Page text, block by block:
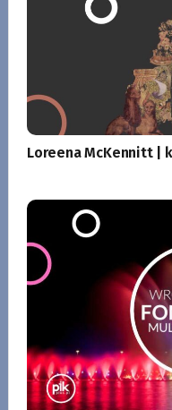
Loreena McKennitt |